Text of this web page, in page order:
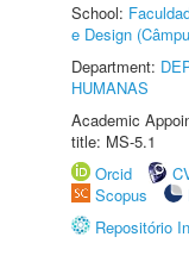
School:
e Design
Department:
HUMANAS
Academic
title: MS-5.1
Orcid
Scopus
Repositório